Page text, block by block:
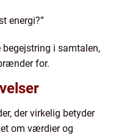
energi?”
i samtalen,
for.
der virkelig betyder
om værdier og